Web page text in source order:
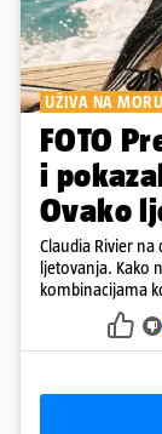
UŽIVA NA MORU
FOTO
i
Ovako
Claudia Rivier
ljetovanja. Kako
kombinacijama